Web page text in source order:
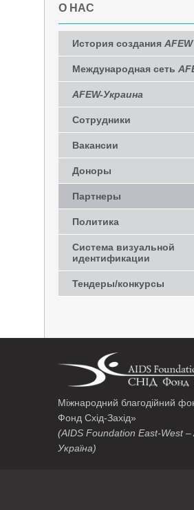
О НАС
История создания AFEW
Международная сеть
AFEW-Украина
Сотрудники
Вакансии
Доноры
Партнеры
Политика
Система визуальной
идентификации
Тендеры/конкурсы
Міжнародний благодійний
Фонд Схід-Захід»
(AIDS Foundation East-West –
Україна)